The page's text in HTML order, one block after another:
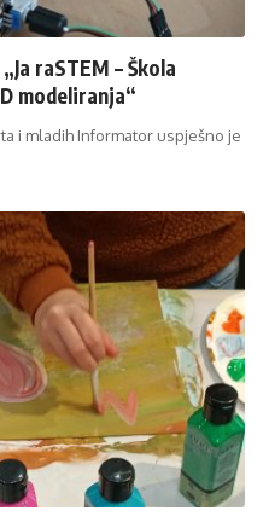
raSTEM – Škola
modeliranja“
i mladih Informator uspješno je